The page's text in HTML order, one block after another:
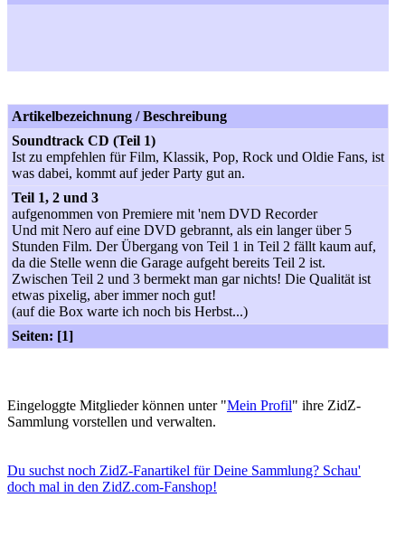
Artikelbezeichnung / Beschreibung
Soundtrack CD (Teil 1)
Ist zu empfehlen für Film, Klassik, Pop, Rock und Oldie Fans, ist
was dabei, kommt auf jeder Party gut an.
Teil 1, 2 und 3
aufgenommen von Premiere mit 'nem DVD Recorder
Und mit Nero auf eine DVD gebrannt, als ein langer über 5
Stunden Film. Der Übergang von Teil 1 in Teil 2 fällt kaum auf,
da die Stelle wenn die Garage aufgeht bereits Teil 2 ist.
Zwischen Teil 2 und 3 bermekt man gar nichts! Die Qualität ist
etwas pixelig, aber immer noch gut!
(auf die Box warte ich noch bis Herbst...)
Seiten: [1]
Eingeloggte Mitglieder können unter "Mein Profil" ihre ZidZ-
Sammlung vorstellen und verwalten.
Du suchst noch ZidZ-Fanartikel für Deine Sammlung? Schau'
doch mal in den ZidZ.com-Fanshop!